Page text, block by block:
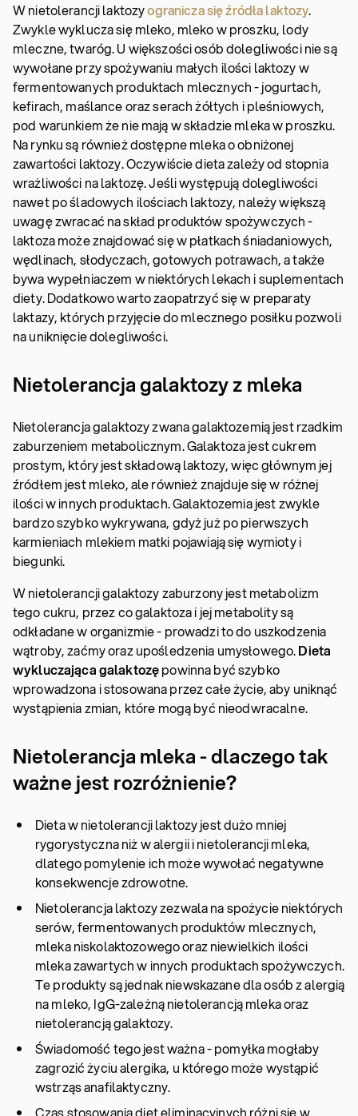
W nietolerancji laktozyogranicza się źródła laktozy.
Zwykle wyklucza się mleko, mleko w proszku, lody
mleczne, twaróg. U większości osób dolegliwości nie są
wywołane przy spożywaniu małych ilości laktozy w
fermentowanych produktach mlecznych - jogurtach,
kefirach, maślance oraz serach żółtych i pleśniowych,
pod warunkiem że nie mają w składzie mleka w proszku.
Na rynku są również dostępne mleka o obniżonej
zawartości laktozy. Oczywiście dieta zależy od stopnia
wrażliwości na laktozę. Jeśli występują dolegliwości
nawet po śladowych ilościach laktozy, należy większą
uwagę zwracać na skład produktów spożywczych -
laktoza może znajdować się w płatkach śniadaniowych,
wędlinach, słodyczach, gotowych potrawach, a także
bywa wypełniaczem w niektórych lekach i suplementach
diety. Dodatkowo warto zaopatrzyć się w preparaty
laktazy, których przyjęcie do mlecznego posiłku pozwoli
na uniknięcie dolegliwości.
Nietolerancja galaktozy z mleka
Nietolerancja galaktozy zwana galaktozemią jest rzadkim
zaburzeniem metabolicznym. Galaktoza jest cukrem
prostym, który jest składową laktozy, więc głównym jej
źródłem jest mleko, ale również znajduje się w różnej
ilości w innych produktach. Galaktozemia jest zwykle
bardzo szybko wykrywana, gdyż już po pierwszych
karmieniach mlekiem matki pojawiają się wymioty i
biegunki.
W nietolerancji galaktozy zaburzony jest metabolizm
tego cukru, przez co galaktoza i jej metabolity są
odkładane w organizmie - prowadzi to do uszkodzenia
wątroby, zaćmy oraz upośledzenia umysłowego.Dieta
wykluczająca galaktozępowinna być szybko
wprowadzona i stosowana przez całe życie, aby uniknąć
wystąpienia zmian, które mogą być nieodwracalne.
Nietolerancja mleka - dlaczego tak
ważne jest rozróżnienie?
Dieta w nietolerancji laktozy jest dużo mniej
rygorystyczna niż w alergii i nietolerancji mleka,
dlatego pomylenie ich może wywołać negatywne
konsekwencje zdrowotne.
Nietolerancja laktozy zezwala na spożycie niektórych
serów, fermentowanych produktów mlecznych,
mleka niskolaktozowego oraz niewielkich ilości
mleka zawartych w innych produktach spożywczych.
Te produkty są jednak niewskazane dla osób z alergią
na mleko, IgG-zależną nietolerancją mleka oraz
nietolerancją galaktozy.
Świadomość tego jest ważna - pomyłka mogłaby
zagrozić życiu alergika, u którego może wystąpić
wstrząs anafilaktyczny.